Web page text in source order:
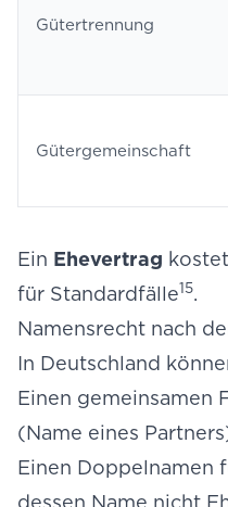
Gütertrennung
Gütergemeinschaft
Ein Ehevertrag
für Standardfälle15.
Namensrecht nach
In Deutschland
Einen gemeinsamen
(Name eines
Einen Doppelnamen
dessen Name nicht